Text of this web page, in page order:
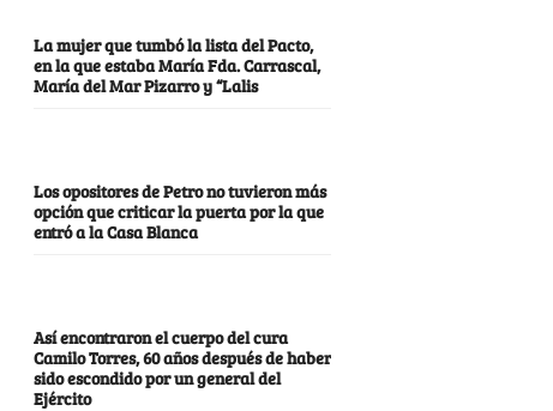
La mujer que tumbó la lista del Pacto,
en la que estaba María Fda. Carrascal,
María del Mar Pizarro y “Lalis
Los opositores de Petro no tuvieron más
opción que criticar la puerta por la que
entró a la Casa Blanca
Así encontraron el cuerpo del cura
Camilo Torres, 60 años después de haber
sido escondido por un general del
Ejército